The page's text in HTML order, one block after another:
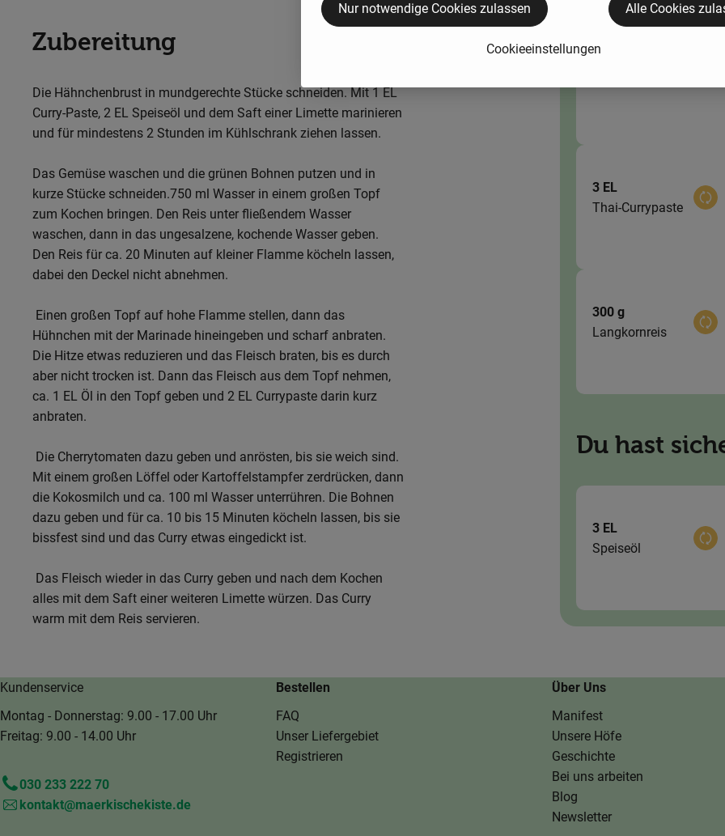
Zubereitung
Die Hähnchenbrust in mundgerechte Stücke schneiden. Mit 1 EL
Curry-Paste, 2 EL Speiseöl und dem Saft einer Limette marinieren
und für mindestens 2 Stunden im Kühlschrank ziehen lassen.
Das Gemüse waschen und die grünen Bohnen putzen und in
kurze Stücke schneiden.750 ml Wasser in einem großen Topf
zum Kochen bringen. Den Reis unter fließendem Wasser
waschen, dann in das ungesalzene, kochende Wasser geben.
Den Reis für ca. 20 Minuten auf kleiner Flamme köcheln lassen,
dabei den Deckel nicht abnehmen.
Einen großen Topf auf hohe Flamme stellen, dann das
Hühnchen mit der Marinade hineingeben und scharf anbraten.
Die Hitze etwas reduzieren und das Fleisch braten, bis es durch
aber nicht trocken ist. Dann das Fleisch aus dem Topf nehmen,
ca. 1 EL Öl in den Topf geben und 2 EL Currypaste darin kurz
anbraten.
Die Cherrytomaten dazu geben und anrösten, bis sie weich sind.
Mit einem großen Löffel oder Kartoffelstampfer zerdrücken, dann
die Kokosmilch und ca. 100 ml Wasser unterrühren. Die Bohnen
dazu geben und für ca. 10 bis 15 Minuten köcheln lassen, bis sie
bissfest sind und das Curry etwas eingedickt ist.
Das Fleisch wieder in das Curry geben und nach dem Kochen
alles mit dem Saft einer weiteren Limette würzen. Das Curry
warm mit dem Reis servieren.
3 EL
Thai-Currypaste
300 g
Langkornreis
Du hast
3 EL
Speiseöl
Kundenservice
Montag - Donnerstag: 9.00 - 17.00 Uhr
Freitag: 9.00 - 14.00 Uhr
030 233 222 70
kontakt@maerkischekiste.de
Bestellen
FAQ
Unser Liefergebiet
Registrieren
Über Uns
Manifest
Unsere Höfe
Geschichte
Bei uns arbeiten
Blog
Newsletter
Cookieeinstellungen
Nur notwendige Cookies zulassen Alle Cookies